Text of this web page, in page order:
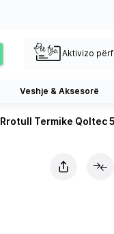
Aktivizo
Veshje & Aksesorë
Rrotull Termike Qoltec